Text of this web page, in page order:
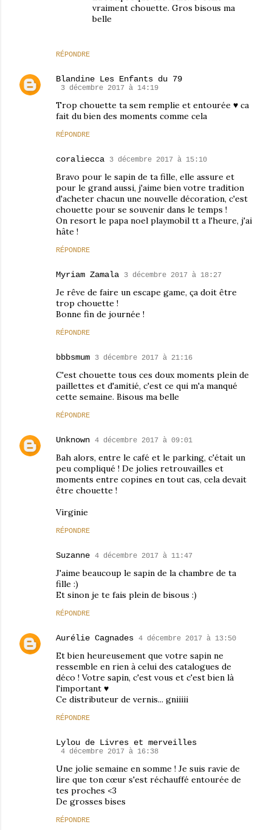
RÉPONDRE
vraiment chouette. Gros bisous ma
belle
Blandine Les Enfants du 79
3 décembre 2017 à 14:19
Trop chouette ta sem remplie et entourée ♥ ca
fait du bien des moments comme cela
RÉPONDRE
coraliecca 3 décembre 2017 à 15:10
Bravo pour le sapin de ta fille, elle assure et
pour le grand aussi, j'aime bien votre tradition
d'acheter chacun une nouvelle décoration, c'est
chouette pour se souvenir dans le temps !
On resort le papa noel playmobil tt a l'heure, j'ai
hâte !
RÉPONDRE
Myriam Zamala 3 décembre 2017 à 18:27
Je rêve de faire un escape game, ça doit être
trop chouette !
Bonne fin de journée !
RÉPONDRE
bbbsmum 3 décembre 2017 à 21:16
C'est chouette tous ces doux moments plein de
paillettes et d'amitié, c'est ce qui m'a manqué
cette semaine. Bisous ma belle
RÉPONDRE
Unknown 4 décembre 2017 à 09:01
Bah alors, entre le café et le parking, c'était un
peu compliqué ! De jolies retrouvailles et
moments entre copines en tout cas, cela devait
être chouette !
Virginie
RÉPONDRE
Suzanne 4 décembre 2017 à 11:47
J'aime beaucoup le sapin de la chambre de ta
fille :)
Et sinon je te fais plein de bisous :)
RÉPONDRE
Aurélie Cagnades 4 décembre 2017 à 13:50
Et bien heureusement que votre sapin ne
ressemble en rien à celui des catalogues de
déco ! Votre sapin, c'est vous et c'est bien là
l'important ♥
Ce distributeur de vernis... gniiiii
RÉPONDRE
Lylou de Livres et merveilles
4 décembre 2017 à 16:38
Une jolie semaine en somme ! Je suis ravie de
lire que ton cœur s'est réchauffé entourée de
tes proches <3
De grosses bises
RÉPONDRE